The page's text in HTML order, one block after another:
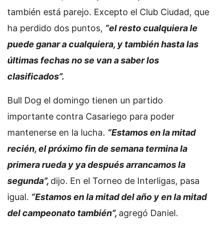
también está parejo. Excepto el Club Ciudad, que
ha perdido dos puntos, “el resto cualquiera le
puede ganar a cualquiera, y también hasta las
últimas fechas no se van a saber los
clasificados”.
Bull Dog el domingo tienen un partido
importante contra Casariego para poder
mantenerse en la lucha. “Estamos en la mitad
recién, el próximo fin de semana termina la
primera rueda y ya después arrancamos la
segunda”, dijo. En el Torneo de Interligas, pasa
igual. “Estamos en la mitad del año y en la mitad
del campeonato también”, agregó Daniel.